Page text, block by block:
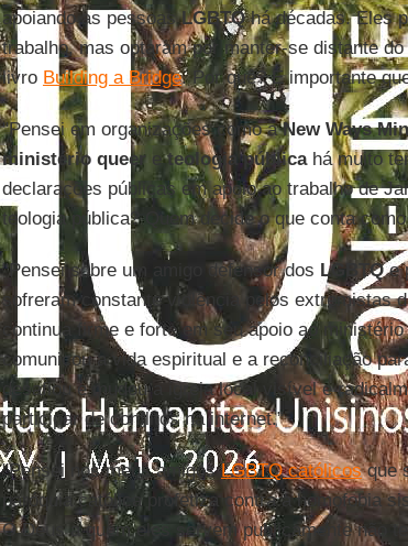
apoiando as pessoasLGBTQhá décadas. Eles
trabalho, mas optaram por manter-se distante
livro Building a Bridge. Por quê? É importante
"Pensei em organizações como aNew Ways
ministério queer eteologia públicahá muito
declarações públicas em apoio ao trabalho de
teologia pública? Quem decide o que conta como
"Pensei sobre um amigo defensor dos LGBTQe
sofreram constante violência pelos extremistas
continua firme e forte em seu apoio ao
comunicou a vida espiritual e a reconciliação
desafiou e mudou a igreja local visível e
participar de conflitos na internet.”
"Pensei nos meus amigosLGBTQ católicosque
paróquia católica profetiza contra a homofobia
O Deus a quem eles servem publicamente não